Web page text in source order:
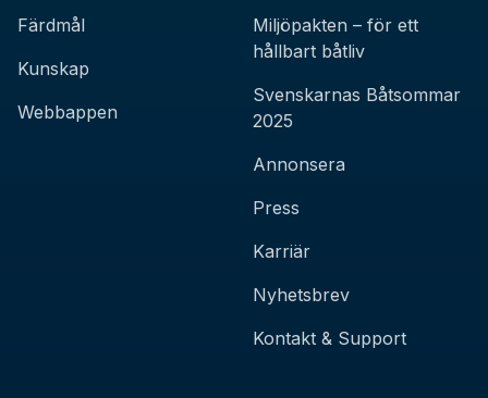
Färdmål
Kunskap
Webbappen
Miljöpakten – för ett
hållbart båtliv
Svenskarnas Båtsommar
2025
Annonsera
Press
Karriär
Nyhetsbrev
Kontakt & Support